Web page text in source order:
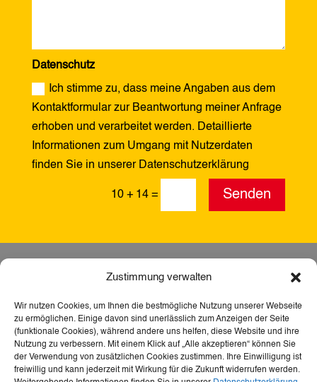
Zustimmung verwalten
Wir nutzen Cookies, um Ihnen die bestmögliche Nutzung unserer Webseite
zu ermöglichen. Einige davon sind unerlässlich zum Anzeigen der Seite
(funktionale Cookies), während andere uns helfen, diese Website und ihre
Nutzung zu verbessern. Mit einem Klick auf „Alle akzeptieren“ können Sie
der Verwendung von zusätzlichen Cookies zustimmen. Ihre Einwilligung ist
freiwillig und kann jederzeit mit Wirkung für die Zukunft widerrufen werden.
Datenschutz
Ich stimme zu, dass meine Angaben aus dem
Kontaktformular zur Beantwortung meiner Anfrage
erhoben und verarbeitet werden. Detaillierte
Informationen zum Umgang mit Nutzerdaten
finden Sie in unserer Datenschutzerklärung
10 + 14 = Senden